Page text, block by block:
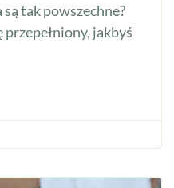
tak powszechne?
przepełniony, jakbyś